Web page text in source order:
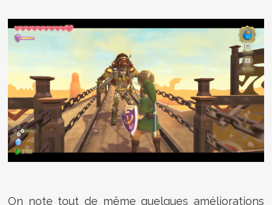
On note tout de même quelques améliorations